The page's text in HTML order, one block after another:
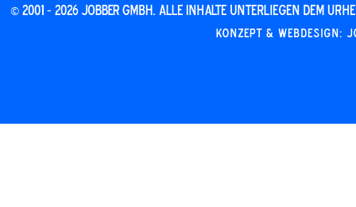
© 2001 - 2026 JOBBER GmbH. Alle Inhalte unterliegen dem
Konzept &